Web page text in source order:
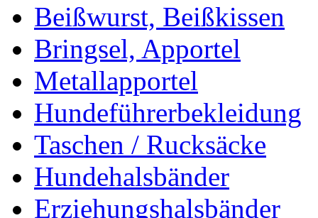
Beißwurst, Beißkissen
Bringsel, Apportel
Metallapportel
Hundeführerbekleidung
Taschen / Rucksäcke
Hundehalsbänder
Erziehungshalsbänder